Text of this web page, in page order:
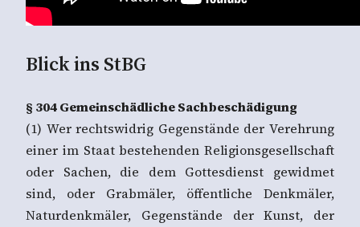
Blick ins StBG
§ 304 Gemeinschädliche Sachbeschädigung
(1) Wer rechtswidrig Gegenstände der Verehrung
einer im Staat bestehenden Religionsgesellschaft
oder Sachen, die dem Gottesdienst gewidmet
sind, oder Grabmäler, öffentliche Denkmäler,
Naturdenkmäler, Gegenstände der Kunst, der